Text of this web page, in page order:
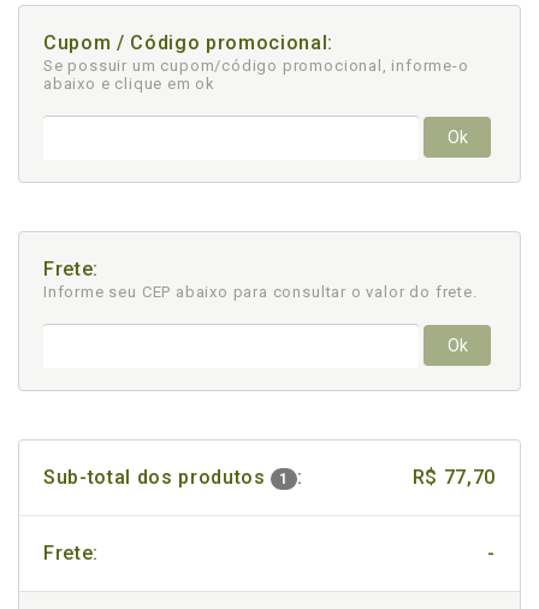
Cupom / Código promocional:
Se possuir um cupom/código promocional, informe-o
abaixo e clique em ok
Ok
Frete:
Informe seu CEP abaixo para consultar o valor do frete.
Ok
Sub-total dos produtos 1 : R$ 77,70
Frete: -